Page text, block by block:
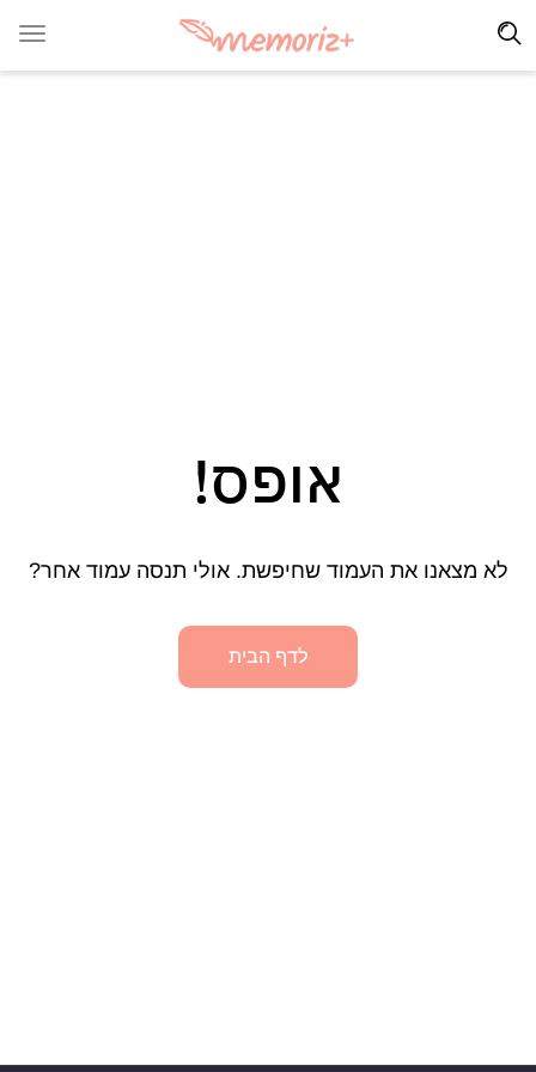
אופס!
לא מצאנו את העמוד שחיפשת. אולי תנסה עמוד אחר?
לדף הבית